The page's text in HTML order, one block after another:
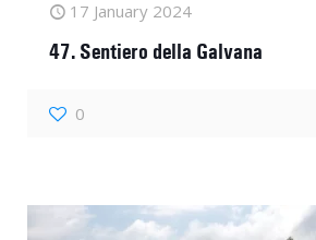
17 January 2024
47. Sentiero della Galvana
0